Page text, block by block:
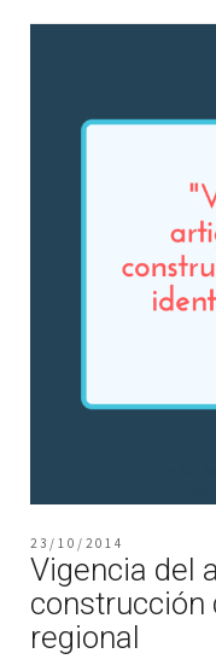
23/10/2014
Vigencia del
construcción
regional